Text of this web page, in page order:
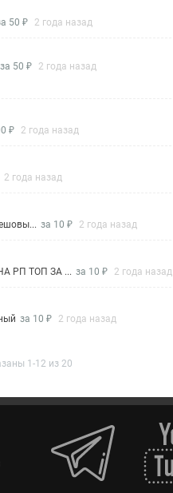
50 ₽ 2 года назад
за 50 ₽ 2 года назад
₽ 2 года назад
2 года назад
за 10 ₽ 2 года назад
РП ТОП ЗА ... за 10 ₽ 2 года назад
за 10 ₽ 2 года назад
1-12 из 20